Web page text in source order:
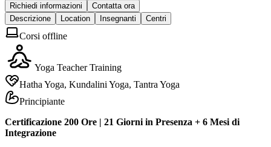
Richiedi informazioni
Contatta ora
Descrizione
Location Insegnanti Centri
Corsi offline
Yoga Teacher Training
Hatha Yoga, Kundalini Yoga, Tantra Yoga
Principiante
Certificazione 200 Ore | 21 Giorni in Presenza + 6 Mesi di
Integrazione